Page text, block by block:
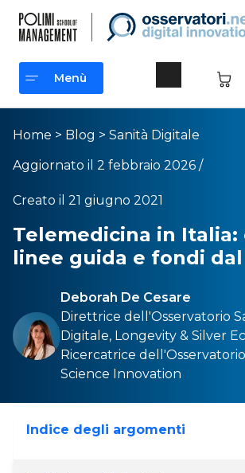
Menù
Menù
Home > Blog > Sanità Digitale
Aggiornato il 2 febbraio 2026 /
Creato il 21 giugno 2021
Telemedicina in Italia:
linee guida e fondi dal
Deborah De Cesare
Direttrice dell'Osservatorio
Digitale, Longevity & Silver
Ricercatrice dell'
Science Innovation
Indice degli argomenti